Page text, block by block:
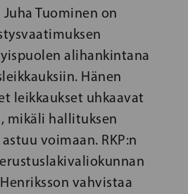
Tuominen on
alihankintana
Hänen
leikkaukset uhkaavat
mikäli hallituksen
voimaan. RKP:n
vahvistaa